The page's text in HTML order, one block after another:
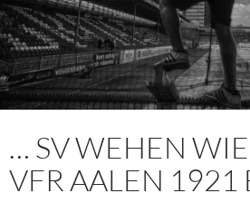
… SV WEHEN
VFR AALEN 1921